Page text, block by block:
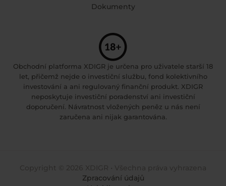
Dokumenty
Obchodní platforma XDIGR je určena pro uživatele starší 18
let, přičemž nejde o investiční službu, fond kolektivního
investování a ani regulovaný finanční produkt. XDIGR
neposkytuje investiční poradenství ani investiční
doporučení. Návratnost vložených peněz u nás není
zaručena ani nijak garantována.
Zpracování údajů